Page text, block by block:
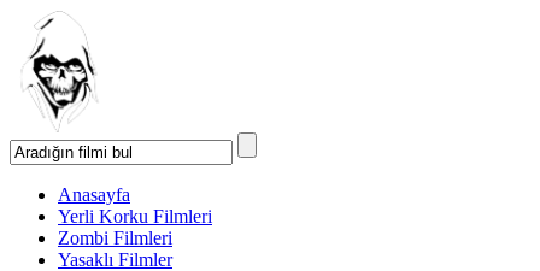
Anasayfa
Yerli Korku Filmleri
Zombi Filmleri
Yasaklı Filmler